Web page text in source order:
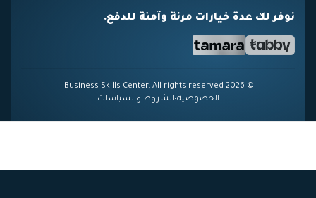
نوفر لك عدة خيارات مرنة وآمنة للدفع.
© 2026 Business Skills Center. All rights reserved.
الخصوصية•الشروط والسياسات